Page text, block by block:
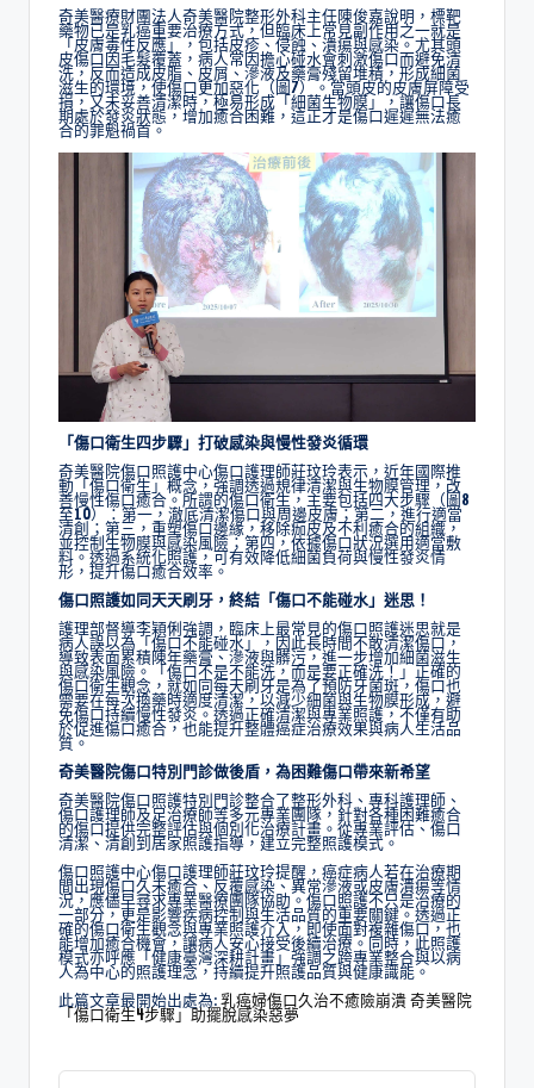
奇美醫療財團法人奇美醫院整形外科主任陳俊嘉說明，標靶
藥物已是乳癌重要治療方式，但臨床上常見副作用之一就是
「皮膚毒性反應」，包括皮疹、侵蝕、潰瘍與感染。尤其頭
皮傷口因毛髮覆蓋，病人常因擔心碰水會刺激傷口而避免清
洗，反而造成皮脂、皮屑、滲液及藥膏殘留堆積，形成細菌
滋生的環境，使傷口更加惡化（圖7）。當頭皮的皮膚屏障受
損，又未妥善清潔時，極易形成「細菌生物膜」，讓傷口長
期處於發炎狀態，增加癒合困難，這正才是傷口遲遲無法癒
合的罪魁禍首。
「傷口衛生四步驟」打破感染與慢性發炎循環
奇美醫院傷口照護中心傷口護理師莊玟玲表示，近年國際推
動「傷口衛生」概念，強調透過規律清潔與生物膜管理，改
善慢性傷口癒合。所謂的傷口衛生，主要包括四大步驟（圖8
至10）：第一，澈底清潔傷口與周邊皮膚；第二，進行適當
清創；第三，重塑傷口邊緣，移除痂皮及不利癒合的組織，
並控制生物膜與感染風險；第四，依據傷口狀況選用適當敷
料。透過系統化照護，可有效降低細菌負荷與慢性發炎情
形，提升傷口癒合效率。
傷口照護如同天天刷牙，終結「傷口不能碰水」迷思！
護理部督導李穎俐強調，臨床上最常見的傷口照護迷思就是
病人誤以為「傷口不能碰水」，因此長時間不敢清潔傷口，
導致表面累積陳年藥膏、滲液與髒污，進一步增加細菌滋生
與感染風險。「傷口不是不能洗，而是要正確洗！」正確的
傷口衛生觀念，就如同每天刷牙是為了預防牙菌斑，傷口也
需要在每次換藥時適度清潔，以減少細菌與生物膜形成，避
免傷口持續慢性發炎。透過正確清潔與專業照護，不僅有助
於促進傷口癒合，也能提升整體癌症治療效果與病人生活品
質。
奇美醫院傷口特別門診做後盾，為困難傷口帶來新希望
奇美醫院傷口照護特別門診整合了整形外科、專科護理師、
傷口護理師及足治療師等多元專業團隊，針對各種困難癒合
的傷口提供完整評估與個別化治療計畫。從專業評估、傷口
清潔、清創到居家照護指導，建立完整照護模式。
傷口照護中心傷口護理師莊玟玲提醒，癌症病人若在治療期
間出現傷口久未癒合、反覆感染、異常滲液或皮膚潰瘍等情
況，應儘早尋求專業醫療團隊協助。傷口照護不只是治療的
一部分，更是影響疾病控制與生活品質的重要關鍵。透過正
確的傷口衛生觀念與專業照護介入，即使面對複雜傷口，也
能增加癒合機會，讓病人安心接受後續治療。同時，此照護
模式亦呼應「健康臺灣深耕計畫」強調之跨專業整合與以病
人為中心的照護理念，持續提升照護品質與健康識能。
此篇文章最開始出處為:乳癌婦傷口久治不癒險崩潰 奇美醫院
「傷口衛生4步驟」助擺脫感染惡夢